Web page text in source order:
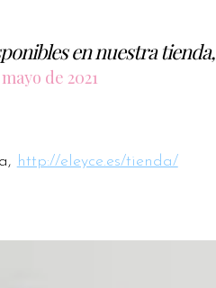
en nuestra tienda,
de 2021
http://eleyce.es/tienda/